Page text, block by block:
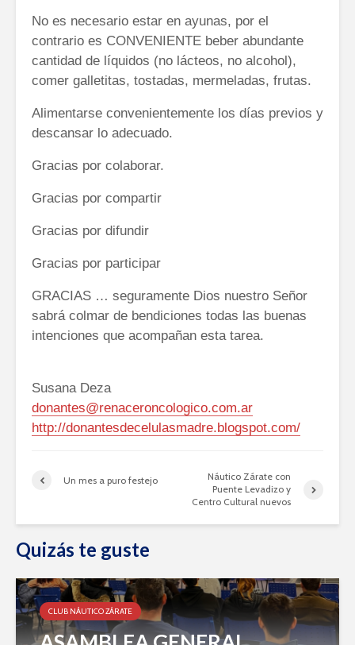
No es necesario estar en ayunas, por el
contrario es CONVENIENTE beber abundante
cantidad de líquidos (no lácteos, no alcohol),
comer galletitas, tostadas, mermeladas, frutas.
Alimentarse convenientemente los días previos y
descansar lo adecuado.
Gracias por colaborar.
Gracias por compartir
Gracias por difundir
Gracias por participar
GRACIAS … seguramente Dios nuestro Señor
sabrá colmar de bendiciones todas las buenas
intenciones que acompañan esta tarea.
Susana Deza
donantes@renaceroncologico.com.ar
http://donantesdecelulasmadre.blogspot.com/
Un mes a puro festejo
Náutico Zárate con
Puente Levadizo y
Centro Cultural nuevos
Quizás te guste
CLUB NÁUTICO ZÁRATE